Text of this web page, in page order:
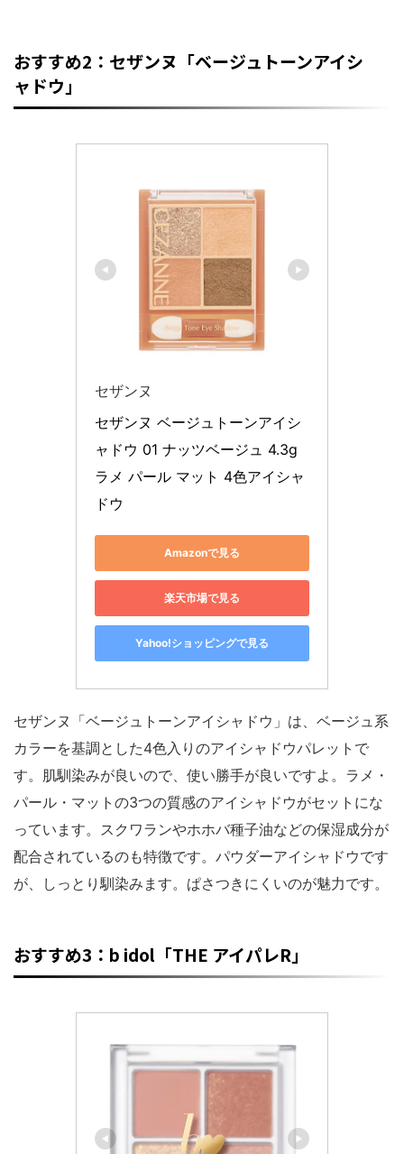
おすすめ2：セザンヌ「ベージュトーンアイシ
ャドウ」
セザンヌ
セザンヌ ベージュトーンアイシ
ャドウ 01 ナッツベージュ 4.3g
ラメ パール マット 4色アイシャ
ドウ
Amazonで見る
楽天市場で見る
Yahoo!ショッピングで見る
セザンヌ「ベージュトーンアイシャドウ」は、ベージュ系
カラーを基調とした4色入りのアイシャドウパレットで
す。肌馴染みが良いので、使い勝手が良いですよ。ラメ・
パール・マットの3つの質感のアイシャドウがセットにな
っています。スクワランやホホバ種子油などの保湿成分が
配合されているのも特徴です。パウダーアイシャドウです
が、しっとり馴染みます。ぱさつきにくいのが魅力です。
おすすめ3：b idol「THE アイパレR」